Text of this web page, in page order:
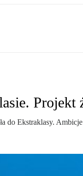
Projekt
do Ekstraklasy.